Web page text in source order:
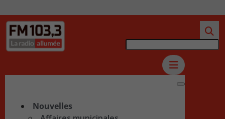
Nouvelles